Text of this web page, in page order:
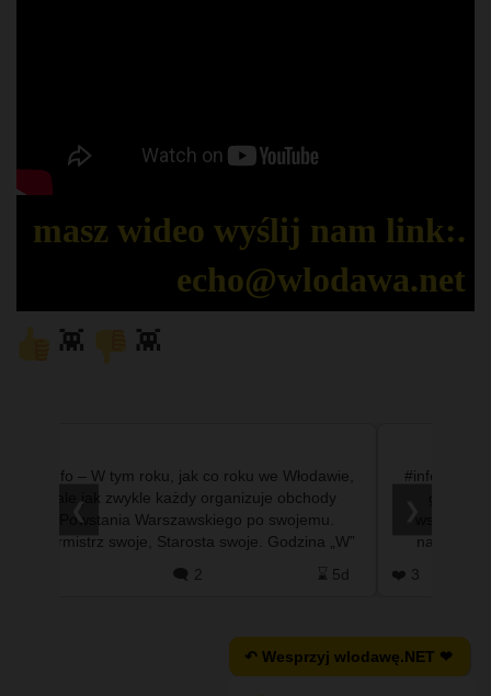
masz wideo wyślij nam link:.
echo@wlodawa.net
👾 👾
#info – W tym roku, jak co roku we Włodawie,
ale jak zwykle każdy organizuje obchody
Powstania Warszawskiego po swojemu.
Burmistrz swoje, Starosta swoje. Godzina „W”
🗨️ 2 ⌛ 5d
#info -
❤️ 3
❮
↶ Wesprzyj wlodawę.NET ❤